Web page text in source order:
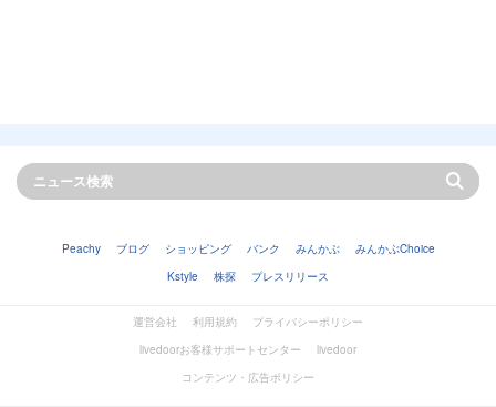
Peachy ブログ ショッピング バンク みんかぶ
みんかぶChoice
Kstyle
株探 プレスリリース
運営会社 利用規約
プライバシーポリシー
livedoorお客様サポートセンター
livedoor
コンテンツ・広告ポリシー